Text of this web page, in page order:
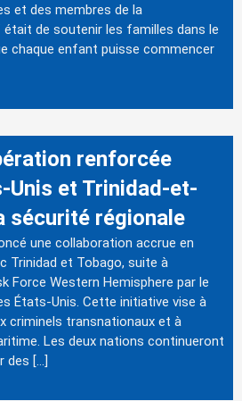
et des membres de la
de soutenir les familles dans le
chaque enfant puisse commencer
renforcée
Unis et Trinidad-et-
sécurité régionale
une collaboration accrue en
Trinidad et Tobago, suite à
Force Western Hemisphere par le
États-Unis. Cette initiative vise à
criminels transnationaux et à
Les deux nations continueront
des […]